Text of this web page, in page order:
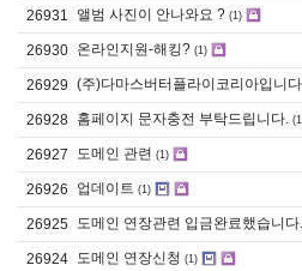
26931 앨범 사진이 안나와요 ? (1)
26930 온라인지원-해킹? (1)
26929 (주)다마스버터플라이코리아입니
26928 홈페이지 문자충전 부탁드립니다.
26927 도메인 관련 (1)
26926 업데이트 (1)
26925 도메인 연장관련 입금완료했습니다.
26924 도메인 연장신청 (1)